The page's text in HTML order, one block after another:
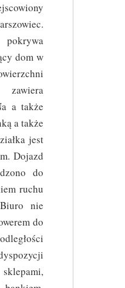
dom w
a także
a także
jest
Dojazd
do
ruchu
nie
do